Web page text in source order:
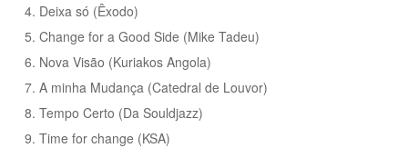
Deixa só (Êxodo)
Change for a Good Side (Mike Tadeu)
Nova Visão (Kuriakos Angola)
A minha Mudança (Catedral de Louvor)
Tempo Certo (Da Souldjazz)
Time for change (KSA)